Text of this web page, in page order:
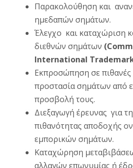
Παρακολούθηση και
ημεδαπών σημάτων.
Έλεγχο και καταχώριση
διεθνών σημάτων
International
Εκπροσώπηση σε πιθανές
προστασία σημάτων από
προσβολή τους.
Διεξαγωγή έρευνας για
πιθανότητας αποδοχής
εμπορικών σημάτων.
Καταχώρηση
αλλαγών επωνυμίας ή